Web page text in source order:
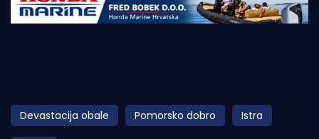
Obala
Otoci
Devastacija obale Pomorsko dobro Istra